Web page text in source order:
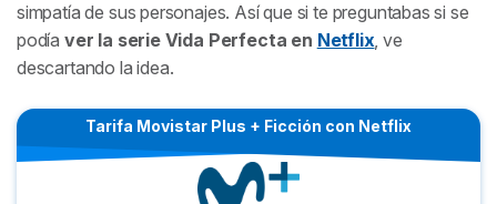
simpatía de sus personajes. Así que si te preguntabas si se
podía ver la serie Vida Perfecta en Netflix, ve
descartando la idea.
Tarifa Movistar Plus + Ficción con Netflix